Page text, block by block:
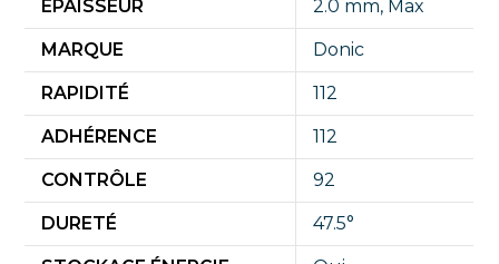
EPAISSEUR 2.0 mm, Max
MARQUE Donic
RAPIDITÉ 112
ADHÉRENCE 112
CONTRÔLE 92
DURETÉ 47.5°